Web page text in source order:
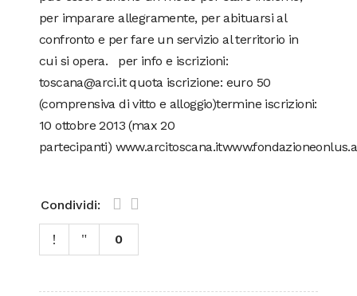
per imparare allegramente, per abituarsi al
confronto e per fare un servizio al territorio in
cui si opera. per info e iscrizioni:
toscana@arci.it quota iscrizione: euro 50
(comprensiva di vitto e alloggio)termine iscrizioni:
10 ottobre 2013 (max 20
partecipanti)
Condividi:
0